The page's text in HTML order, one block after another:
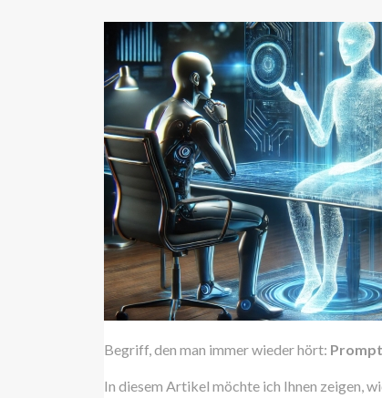
Begriff, den man immer wieder hört:
In diesem Artikel möchte ich Ihnen zeigen,